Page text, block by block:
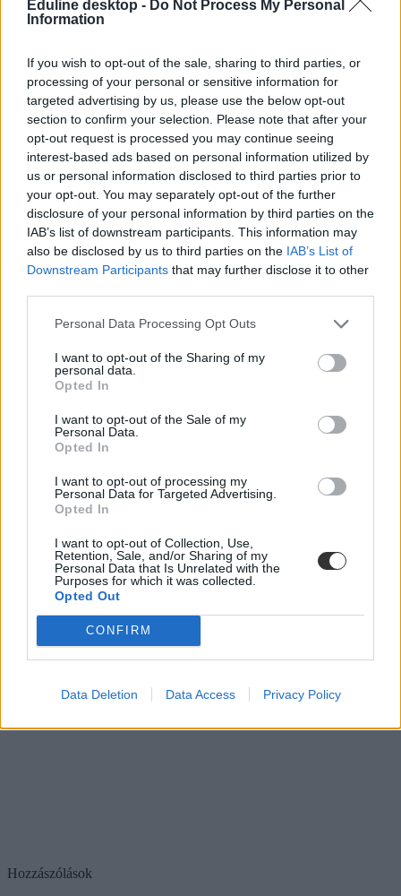
Eduline desktop - Do Not Process My Personal
Information
If you wish to opt-out of the sale, sharing to third parties, or
processing of your personal or sensitive information for
targeted advertising by us, please use the below opt-out
section to confirm your selection. Please note that after your
opt-out request is processed you may continue seeing
interest-based ads based on personal information utilized by
us or personal information disclosed to third parties prior to
your opt-out. You may separately opt-out of the further
disclosure of your personal information by third parties on the
IAB’s list of downstream participants. This information may
also be disclosed by us to third parties on the IAB’s List of
Downstream Participants that may further disclose it to other
Personal Data Processing Opt Outs
I want to opt-out of the Sharing of my
personal data.
Opted In
I want to opt-out of the Sale of my
Personal Data.
Opted In
I want to opt-out of processing my
Personal Data for Targeted Advertising.
Opted In
I want to opt-out of Collection, Use,
Retention, Sale, and/or Sharing of my
Personal Data that Is Unrelated with the
Purposes for which it was collected.
Opted Out
CONFIRM
Data Deletion Data Access Privacy Policy
ponthatárok
ponthatárhúzás
keresztféléves felvételi 2023
Hozzászólások